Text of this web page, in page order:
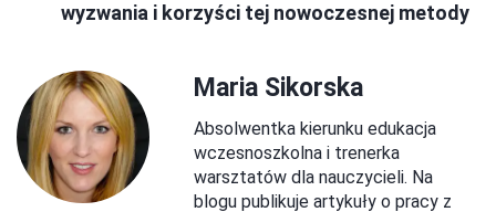
wyzwania i korzyści tej nowoczesnej metody
Maria Sikorska
Absolwentka kierunku edukacja
wczesnoszkolna i trenerka
warsztatów dla nauczycieli. Na
blogu publikuje artykuły o pracy z